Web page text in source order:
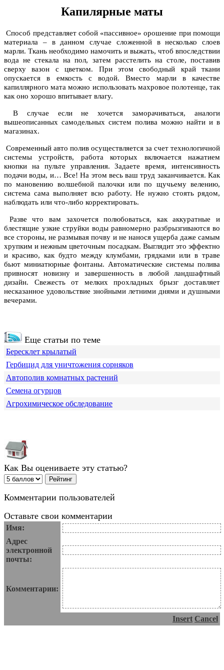
Капилярные маты
Способ представляет собой «пассивное» орошение при помощи
материала – в данном случае сложенной в несколько слоев
марли. Ткань необходимо намочить и выжать, чтоб впоследствии
вода не стекала на пол, затем расстелить на столе, поставив
сверху вазон с цветком. При этом свободный край ткани
опускается в емкость с водой. Вместо марли в качестве
капиллярного мата можно использовать махровое полотенце, так
как оно хорошо впитывает влагу.
В случае если не хочется заморачиваться, аналоги
вышеописанных самодельных систем полива можно найти и в
магазинах.
Современный авто полив осуществляется за счет технологичной
системы устройств, работа которых включается нажатием
кнопки на пульте управления. Задаете время, интенсивность
подачи воды, и… Все! На этом весь ваш труд заканчивается. Как
по мановению волшебной палочки или по щучьему велению,
система сама выполняет всю работу. Не нужно стоять рядом,
наблюдать или что-либо корректировать.
Разве что вам захочется полюбоваться, как аккуратные и
блестящие узкие струйки воды равномерно разбрызгиваются во
все стороны, не размывая почву и не нанося ущерба даже самым
хрупким и нежным цветочным посадкам. Выглядит это эффектно
и красиво, как будто между клумбами, грядками или в траве
бьют миниатюрные фонтаны. Автоматические системы полива
привносят новизну и завершенность в любой ландшафтный
дизайн. Свежесть от мелких прохладных брызг доставляет
несказанное удовольствие знойными летними днями и душными
вечерами.
Еще статьи по теме
Бересклет крылатый
Гербицид для уничтожения сорняков
Автополив комнатных растений
Семена огурцов
Агрохимическое обследование
Как Вы оцениваете эту статью?
Комментарии пользователей
Оставьте свои комментарии
Имя:
Адрес
электронной
почты:
Комментарии:
Insert Cancel